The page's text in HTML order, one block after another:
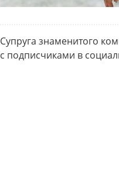
Супруга знаменитого
с подписчиками в